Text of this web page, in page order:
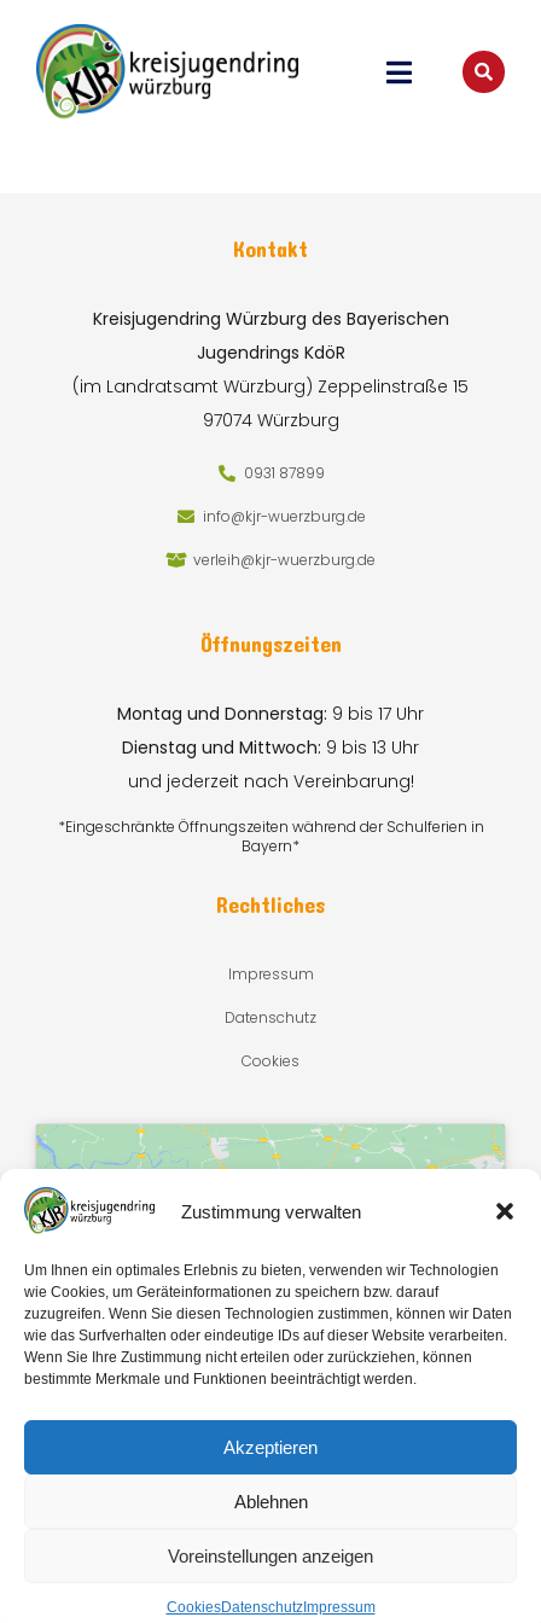
Zustimmung verwalten
Um Ihnen ein optimales Erlebnis zu bieten, verwenden wir Technologien
wie Cookies, um Geräteinformationen zu speichern bzw. darauf
zuzugreifen. Wenn Sie diesen Technologien zustimmen, können wir Daten
wie das Surfverhalten oder eindeutige IDs auf dieser Website verarbeiten.
Wenn Sie Ihre Zustimmung nicht erteilen oder zurückziehen, können
bestimmte Merkmale und Funktionen beeinträchtigt werden.
Akzeptieren
Ablehnen
Voreinstellungen anzeigen
CookiesDatenschutzImpressum
Kontakt
Kreisjugendring Würzburg des Bayerischen
Jugendrings KdöR
(im Landratsamt Würzburg) Zeppelinstraße 15
97074 Würzburg
0931 87899
info@kjr-wuerzburg.de
verleih@kjr-wuerzburg.de
Öffnungszeiten
Montag und Donnerstag: 9 bis 17 Uhr
Dienstag und Mittwoch: 9 bis 13 Uhr
und jederzeit nach Vereinbarung!
*Eingeschränkte Öffnungszeiten während der Schulferien in
Bayern*
Rechtliches
Impressum
Datenschutz
Cookies
Klicke hier, um Marketing-Cookies zu
akzeptieren und diesen Inhalt zu
aktivieren
Copyright © 2026